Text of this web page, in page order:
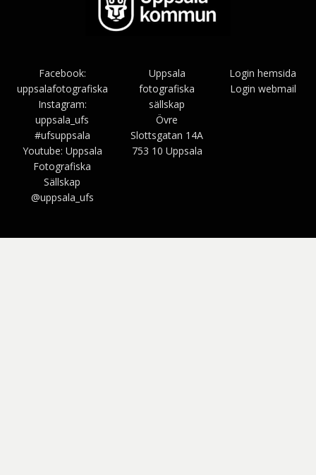
Facebook:
uppsalafotografiska
Instagram:
uppsala_ufs
#ufsuppsala
Youtube: Uppsala
Fotografiska
Sällskap
@uppsala_ufs
Uppsala
fotografiska
sällskap
Övre
Slottsgatan 14A
753 10 Uppsala
Login hemsida
Login webmail